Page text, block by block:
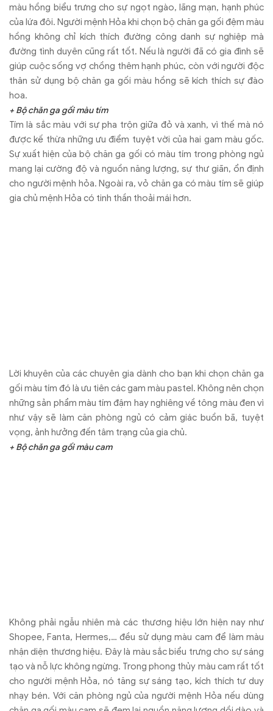
màu hồng biểu trưng cho sự ngọt ngào, lãng mạn, hạnh phúc
của lứa đôi. Người mệnh Hỏa khi chọn bộ chăn ga gối đệm màu
hồng không chỉ kích thích đường công danh sự nghiệp mà
đường tình duyên cũng rất tốt. Nếu là người đã có gia đình sẽ
giúp cuộc sống vợ chồng thêm hạnh phúc, còn với người độc
thân sử dụng bộ chăn ga gối màu hồng sẽ kích thích sự đào
hoa.
+ Bộ chăn ga gối màu tím
Tím là sắc màu với sự pha trộn giữa đỏ và xanh, vì thế mà nó
được kế thừa những ưu điểm tuyệt vời của hai gam màu gốc.
Sự xuất hiện của bộ chăn ga gối có màu tím trong phòng ngủ
mang lại cường độ và nguồn năng lượng, sự thư giãn, ổn định
cho người mệnh hỏa. Ngoài ra, vỏ chăn ga có màu tím sẽ giúp
gia chủ mệnh Hỏa có tinh thần thoải mái hơn.
Lời khuyên của các chuyên gia dành cho bạn khi chọn chăn ga
gối màu tím đó là ưu tiên các gam màu pastel. Không nên chọn
những sản phẩm màu tím đậm hay nghiêng về tông màu đen vì
như vậy sẽ làm căn phòng ngủ có cảm giác buồn bã, tuyệt
vọng, ảnh hưởng đến tâm trạng của gia chủ.
+ Bộ chăn ga gối màu cam
Xanh là màu sắc đại diện cho hành Mộc. Trong ngũ hành, Mộc
sinh Hỏa, bởi vậy người mệnh Hỏa hoàn toàn có thể lựa chọn
bộ chăn ga gối màu xanh để mang lại điều may mắn, thuận lợi,
tăng vượng khí và bình an cho các thành viên trong gia đình.